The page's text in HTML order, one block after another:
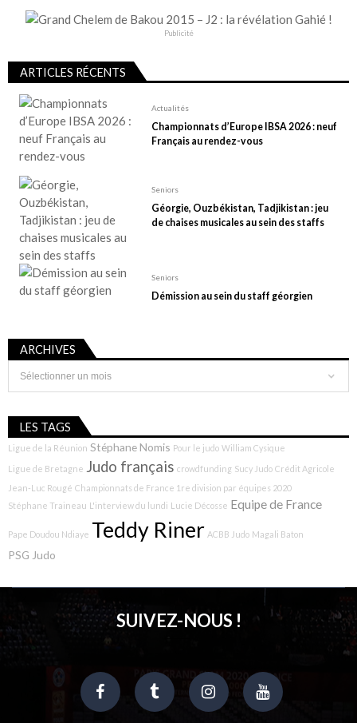
Publicité
ARTICLES RÉCENTS
Actualités
Championnats d’Europe IBSA 2026 : neuf
Français au rendez-vous
Seniors
Géorgie, Ouzbékistan, Tadjikistan : jeu
de chaises musicales au sein des staffs
Seniors
Démission au sein du staff géorgien
ARCHIVES
Archives
LES TAGS
Ligue de la Réunion Stéphane Nomis Pour le judo William Cysique
Ligue de Bretagne Judo français crowdfunding Sucy Judo Crédit Agricole
Jean-Luc Rougé Championnats de France 1re division par équipes 2020
Stéphane Traineau L'interview du lundi Lucie Décosse Equipe de France
Pape Doudou Ndiaye Teddy Riner ACBB Judo Magali Baton
PSG Judo
SUIVEZ-NOUS !